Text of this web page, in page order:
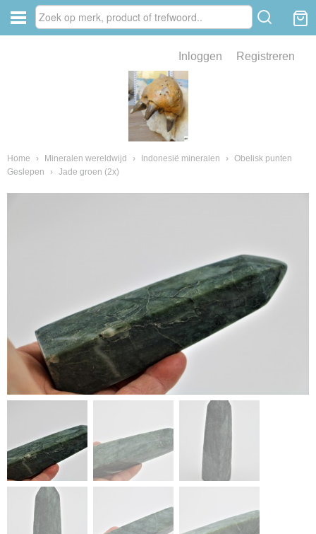
Inloggen Registreren
Home › Mineralen wereldwijd › Indonesië mineralen › Obelisk punten
Geslepen
› Jade groen (2x)
van fossielen en mineralen